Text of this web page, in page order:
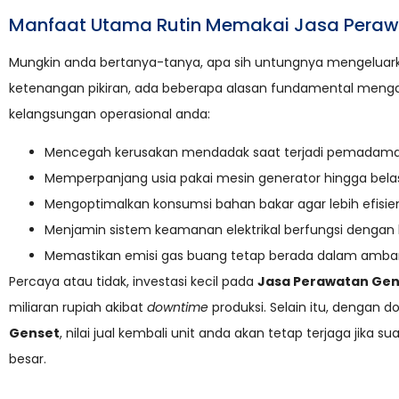
Manfaat Utama Rutin Memakai Jasa
Mungkin anda bertanya-tanya, apa sih untungnya
ketenangan pikiran, ada beberapa alasan fundamental
kelangsungan operasional anda:
Mencegah kerusakan mendadak saat terjadi
Memperpanjang usia pakai mesin generator hingga
Mengoptimalkan konsumsi bahan bakar agar lebih
Menjamin sistem keamanan elektrikal berfungsi
Memastikan emisi gas buang tetap berada dalam
Percaya atau tidak, investasi kecil pada Jasa Perawatan
miliaran rupiah akibat downtime produksi. Selain itu, dengan
Genset, nilai jual kembali unit anda akan tetap terjaga jika
besar.